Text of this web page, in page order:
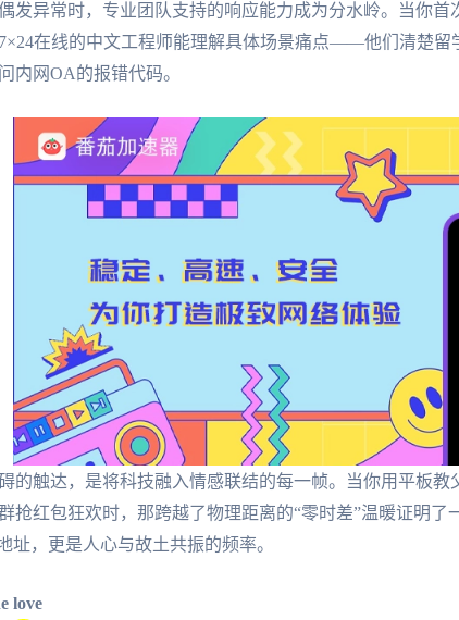
发异常时，专业团队支持的响应能力成为分水岭。当你
在线的中文工程师能理解具体场景痛点——他们清楚留
内网OA的报错代码。
的触达，是将科技融入情感联结的每一帧。当你用平板
抢红包狂欢时，那跨越了物理距离的“零时差”温暖证明了
址，更是人心与故土共振的频率。
love